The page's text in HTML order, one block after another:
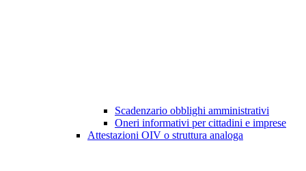
Scadenzario obblighi amministrativi
Oneri informativi per cittadini e imprese
Attestazioni OIV o struttura analoga